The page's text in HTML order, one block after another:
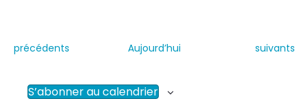
É
précédents Aujourd’hui
É
suivants
S’abonner au calendrier